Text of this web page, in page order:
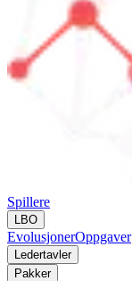
Spillere
LBO
EvolusjonerOppgaver
Ledertavler
Pakker